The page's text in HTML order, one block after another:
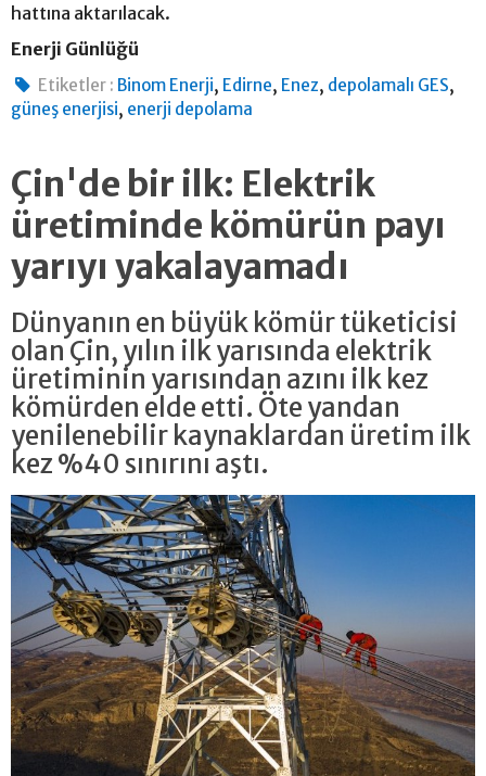
hattına aktarılacak.
Enerji Günlüğü
Etiketler : Binom Enerji, Edirne, Enez, depolamalı GES,
güneş enerjisi, enerji depolama
Çin'de bir ilk: Elektrik
üretiminde kömürün payı
yarıyı yakalayamadı
Dünyanın en büyük kömür tüketicisi
olan Çin, yılın ilk yarısında elektrik
üretiminin yarısından azını ilk kez
kömürden elde etti. Öte yandan
yenilenebilir kaynaklardan üretim ilk
kez %40 sınırını aştı.